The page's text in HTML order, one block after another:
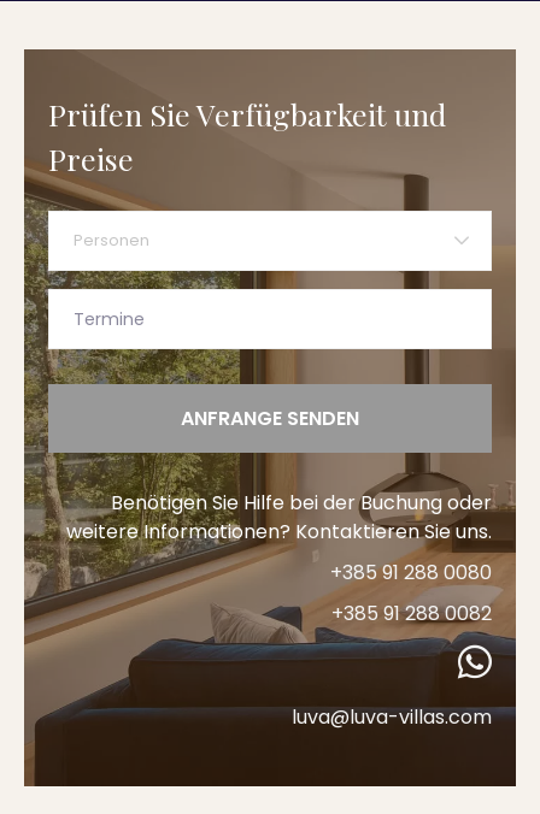
Prüfen Sie Verfügbarkeit und
Preise
Personen
ANFRANGE SENDEN
luva@luva-villas.com
Benötigen Sie Hilfe bei der Buchung oder
weitere Informationen? Kontaktieren Sie uns.
+385 91 288 0080
+385 91 288 0082